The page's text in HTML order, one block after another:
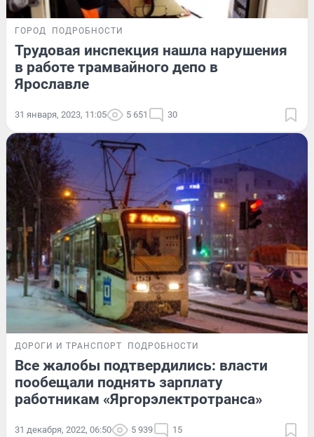
ГОРОД ПОДРОБНОСТИ
Трудовая инспекция нашла нарушения
в работе трамвайного депо в
Ярославле
31 января, 2023, 11:05 5 651 30
ДОРОГИ И ТРАНСПОРТ ПОДРОБНОСТИ
Все жалобы подтвердились: власти
пообещали поднять зарплату
работникам «Яргорэлектротранса»
31 декабря, 2022, 06:50 5 939 15